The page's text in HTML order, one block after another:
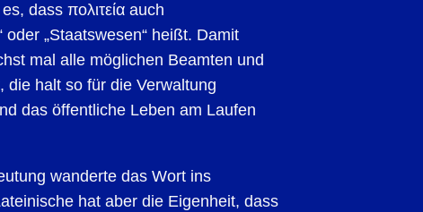
dass πολιτεία auch
oder „Staatswesen“ heißt. Damit
mal alle möglichen Beamten und
die halt so für die Verwaltung
das öffentliche Leben am Laufen
wanderte das Wort ins
hat aber die Eigenheit, dass